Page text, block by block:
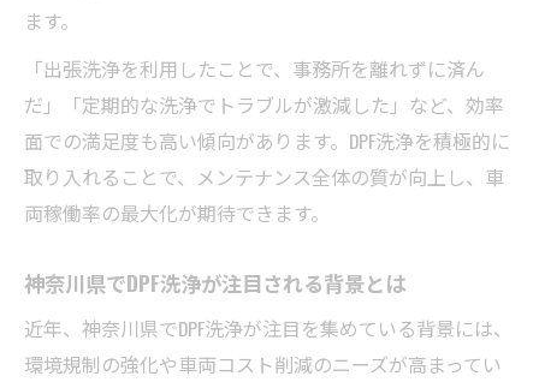
ます。
「出張洗浄を利用したことで、事務所を離れずに済ん
だ」「定期的な洗浄でトラブルが激減した」など、効率
面での満足度も高い傾向があります。DPF洗浄を積極的に
取り入れることで、メンテナンス全体の質が向上し、車
両稼働率の最大化が期待できます。
神奈川県でDPF洗浄が注目される背景とは
近年、神奈川県でDPF洗浄が注目を集めている背景には、
環境規制の強化や車両コスト削減のニーズが高まってい